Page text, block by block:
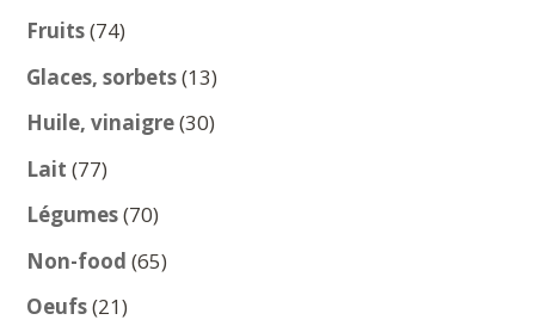
Fruits 7474
produits
Glaces, sorbets 1313
produits
Huile, vinaigre 3030
Lait 7777
produits
Légumes 7070
produits
Non-food 6565
Oeufs 2121